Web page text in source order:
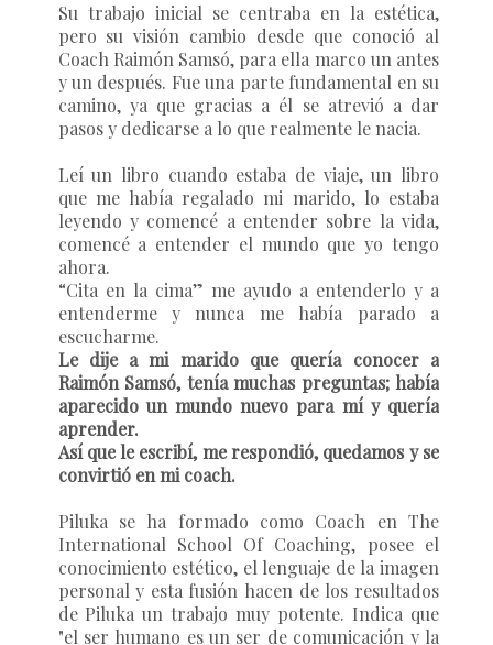
Su trabajo inicial se centraba en la estética,
pero su visión cambio desde que conoció al
Coach Raimón Samsó, para ella marco un antes
y un después. Fue una parte fundamental en su
camino, ya que gracias a él se atrevió a dar
pasos y dedicarse a lo que realmente le nacia.
Leí un libro cuando estaba de viaje, un libro
que me había regalado mi marido, lo estaba
leyendo y comencé a entender sobre la vida,
comencé a entender el mundo que yo tengo
ahora.
“Cita en la cima” me ayudo a entenderlo y a
entenderme y nunca me había parado a
escucharme.
Le dije a mi marido que quería conocer a
Raimón Samsó, tenía muchas preguntas; había
aparecido un mundo nuevo para mí y quería
aprender.
Así que le escribí, me respondió, quedamos y se
convirtió en mi coach.
Piluka se ha formado como Coach en The
International School Of Coaching, posee el
conocimiento estético, el lenguaje de la imagen
personal y esta fusión hacen de los resultados
de Piluka un trabajo muy potente. Indica que
"el ser humano es un ser de comunicación y la